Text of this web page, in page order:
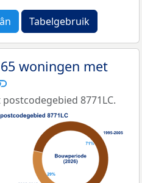
Tabelgebruik
woningen met
8771LC.